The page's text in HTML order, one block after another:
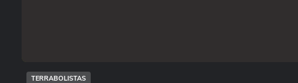
TERRABOLISTAS